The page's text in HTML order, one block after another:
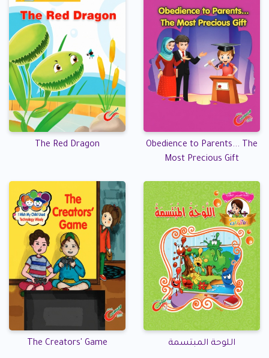
Obedience to Parents... The
Most Precious Gift
The Red Dragon
اللوحة المبتسمة The Creators' Game